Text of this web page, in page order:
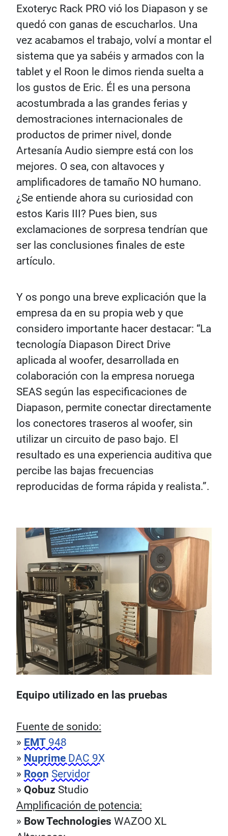
Exoteryc Rack PRO vió los Diapason y se
quedó con ganas de escucharlos. Una
vez acabamos el trabajo, volví a montar el
sistema que ya sabéis y armados con la
tablet y el Roon le dimos rienda suelta a
los gustos de Eric. Él es una persona
acostumbrada a las grandes ferias y
demostraciones internacionales de
productos de primer nivel, donde
Artesanía Audio siempre está con los
mejores. O sea, con altavoces y
amplificadores de tamaño NO humano.
¿Se entiende ahora su curiosidad con
estos Karis III? Pues bien, sus
exclamaciones de sorpresa tendrían que
ser las conclusiones finales de este
artículo.
Y os pongo una breve explicación que la
empresa da en su propia web y que
considero importante hacer destacar: “La
tecnología Diapason Direct Drive
aplicada al woofer, desarrollada en
colaboración con la empresa noruega
SEAS según las especificaciones de
Diapason, permite conectar directamente
los conectores traseros al woofer, sin
utilizar un circuito de paso bajo. El
resultado es una experiencia auditiva que
percibe las bajas frecuencias
reproducidas de forma rápida y realista.”.
Equipo utilizado en las pruebas
Fuente de sonido:
» EMT 948
» Nuprime DAC 9X
» Roon Servidor
» Qobuz Studio
Amplificación de potencia:
» Bow Technologies WAZOO XL